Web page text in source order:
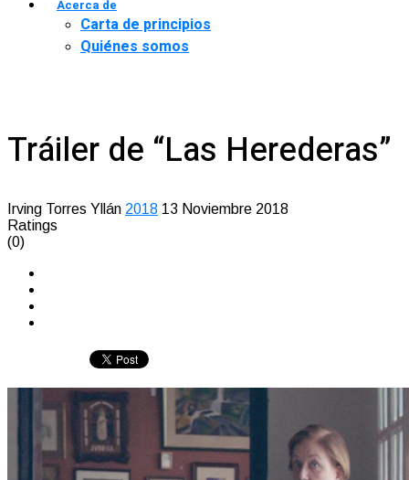
Acerca de
Carta de principios
Quiénes somos
Tráiler de “Las Herederas”
Irving Torres Yllán 2018 13 Noviembre 2018
Ratings
(0)